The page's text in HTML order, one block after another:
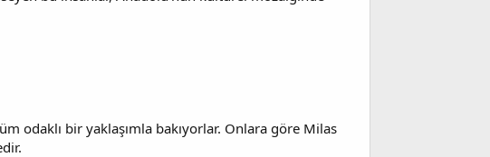
odaklı bir yaklaşımla bakıyorlar. Onlara göre Milas